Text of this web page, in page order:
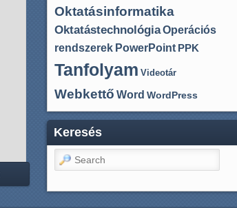
Oktatásinformatika
OktatástechnológiaOperációs
rendszerek PowerPoint PPK
Tanfolyam Videotár
Webkettő Word WordPress
Keresés
Search